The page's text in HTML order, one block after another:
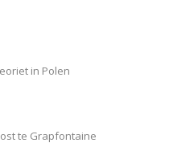
in Polen
te Grapfontaine